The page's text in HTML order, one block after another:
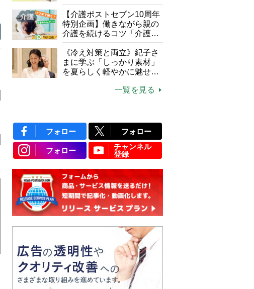
される」ケースも【FP解
説】
【介護ポストセブン10周年
特別企画】働きながら親の
介護を続けるコツ「介護は
10年以上続くことも…3つ
のフェーズに分けて考えて
みよう」【社会福祉士解
説】
《冷え対策と両立》紀子さ
まに学ぶ「しっかり素材」
を夏らしく軽やかに魅せる
一覧を見る
フォロー フォロー
フォロー
チャンネル
登録